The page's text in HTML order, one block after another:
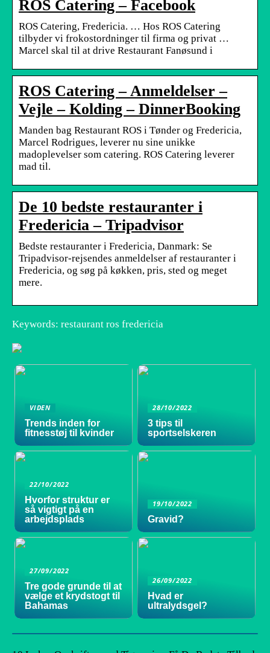
ROS Catering – Facebook
ROS Catering, Fredericia. … Hos ROS Catering
tilbyder vi frokostordninger til firma og privat …
Marcel skal til at drive Restaurant Fanøsund i
ROS Catering – Anmeldelser –
Vejle – Kolding – DinnerBooking
Manden bag Restaurant ROS i Tønder og Fredericia,
Marcel Rodrigues, leverer nu sine unikke
madoplevelser som catering. ROS Catering leverer
mad til.
De 10 bedste restauranter i
Fredericia – Tripadvisor
Bedste restauranter i Fredericia, Danmark: Se
Tripadvisor-rejsendes anmeldelser af restauranter i
Fredericia, og søg på køkken, pris, sted og meget
mere.
Keywords: restaurant ros fredericia
VIDEN
Trends inden for
fitnesstøj til kvinder
28/10/2022
3 tips til
sportselskeren
22/10/2022
Hvorfor struktur er
så vigtigt på en
arbejdsplads
19/10/2022
Gravid?
27/09/2022
Tre gode grunde til at
vælge et krydstogt til
Bahamas
26/09/2022
Hvad er
ultralydsgel?